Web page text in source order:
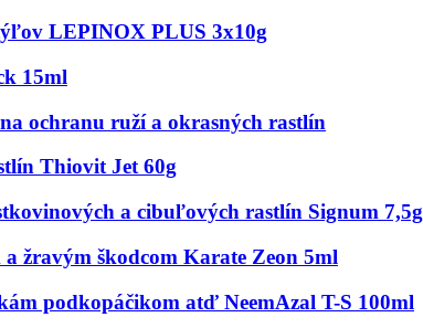
LEPINOX PLUS 3x10g
15ml
ochranu ruží a okrasných rastlín
Thiovit Jet 60g
a cibuľových rastlín Signum 7,5g
žravým škodcom Karate Zeon 5ml
podkopáčikom atď NeemAzal T-S 100ml